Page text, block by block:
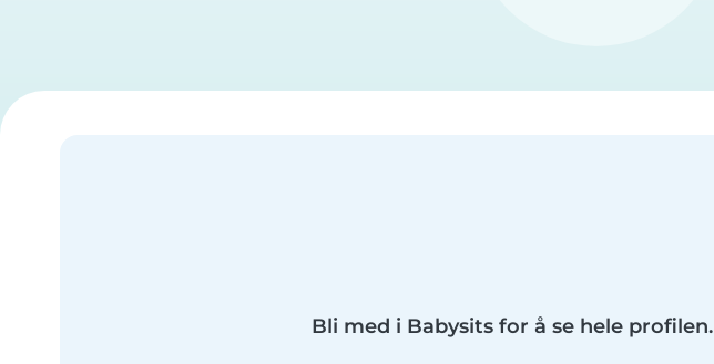
Bli med i Babysits for å se hele profilen.